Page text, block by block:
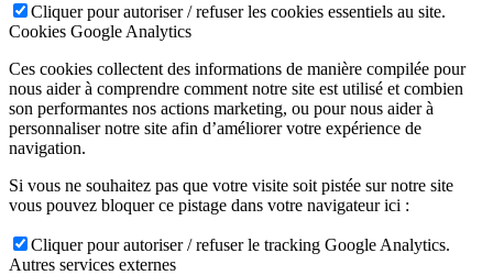
Cliquer pour autoriser / refuser les cookies essentiels au site.
Cookies Google Analytics
Ces cookies collectent des informations de manière compilée pour
nous aider à comprendre comment notre site est utilisé et combien
son performantes nos actions marketing, ou pour nous aider à
personnaliser notre site afin d’améliorer votre expérience de
navigation.
Si vous ne souhaitez pas que votre visite soit pistée sur notre site
vous pouvez bloquer ce pistage dans votre navigateur ici :
Cliquer pour autoriser / refuser le tracking Google Analytics.
Autres services externes